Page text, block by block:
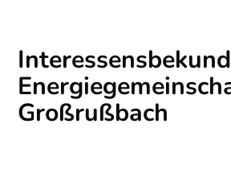
Großrußbach